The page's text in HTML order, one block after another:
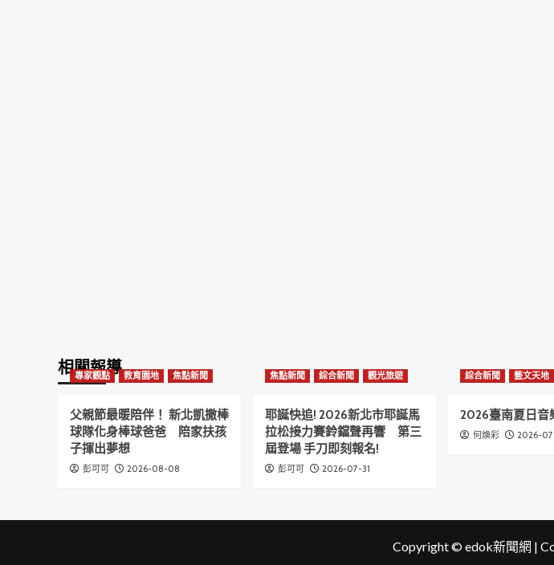
相關報導
專家觀點 教育園地 焦點新聞
父親節最暖陪伴！ 新北凱撒棒
球隊化身棒球爸爸 陪家扶孩
子揮出夢想
彭可可 2026-08-08
焦點新聞 綜合新聞 觀光旅遊
耶誕快追! 2026新北市耶誕馬
拉松接力賽鈴鐺聲再響 第三
屆登場 手刀即刻報名!
彭可可 2026-07-31
綜合新聞 藝文天地
2026臺南夏日音
何煥彩 2026-
Copyright © edok新聞網 |